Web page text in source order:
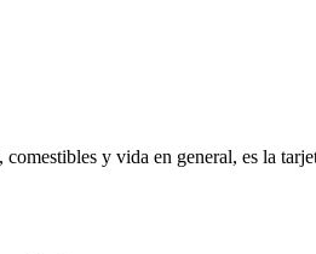
y vida en general, es la